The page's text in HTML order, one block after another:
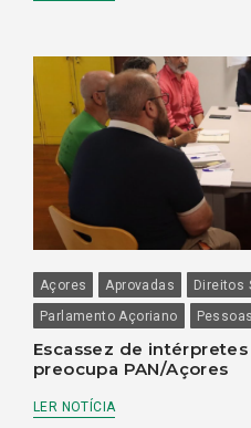
Açores Aprovadas Direitos
Parlamento Açoriano
Pessoas
Escassez de
preocupa PAN/Açores
LER NOTÍCIA